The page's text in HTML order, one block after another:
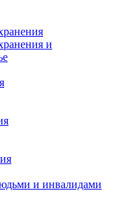
и
и инвалидами